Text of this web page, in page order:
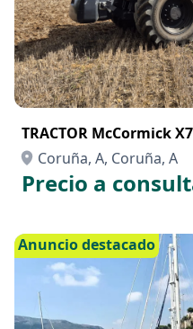
TRACTOR McCormick
Coruña, A, Coruña, A
Precio a
Anuncio destacado